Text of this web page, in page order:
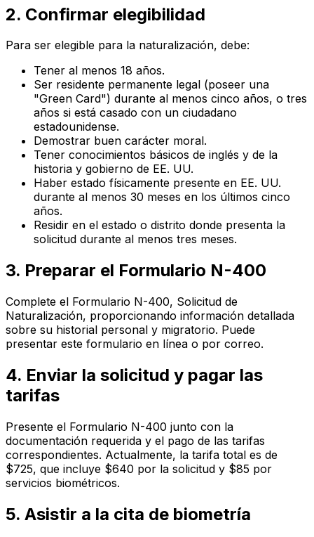
2. Confirmar elegibilidad
Para ser elegible para la naturalización, debe:
Tener al menos 18 años.
Ser residente permanente legal (poseer una
"Green Card") durante al menos cinco años, o tres
años si está casado con un ciudadano
estadounidense.
Demostrar buen carácter moral.
Tener conocimientos básicos de inglés y de la
historia y gobierno de EE. UU.
Haber estado físicamente presente en EE. UU.
durante al menos 30 meses en los últimos cinco
años.
Residir en el estado o distrito donde presenta la
solicitud durante al menos tres meses.
3. Preparar el Formulario N-400
Complete el Formulario N-400, Solicitud de
Naturalización, proporcionando información detallada
sobre su historial personal y migratorio. Puede
presentar este formulario en línea o por correo.
4. Enviar la solicitud y pagar las
tarifas
Presente el Formulario N-400 junto con la
documentación requerida y el pago de las tarifas
correspondientes. Actualmente, la tarifa total es de
$725, que incluye $640 por la solicitud y $85 por
servicios biométricos.
5. Asistir a la cita de biometría